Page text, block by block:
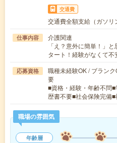
交通費
交通費全額支給（ガソリ
仕事内容
介護関連
「え？意外に簡単！」
タート！経験がなくて
応募資格
職種未経験OK / ブラン
要
■資格・経験・年齢不問
歴書不要■社会保険完備
職場の雰囲気
年齢層